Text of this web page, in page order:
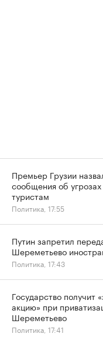
Премьер Грузии
сообщения об
туристам
Политика, 17:55
Путин запретил
Шереметьево
Политика, 17:43
Государство получит
акцию» при
Шереметьево
Политика, 17:41